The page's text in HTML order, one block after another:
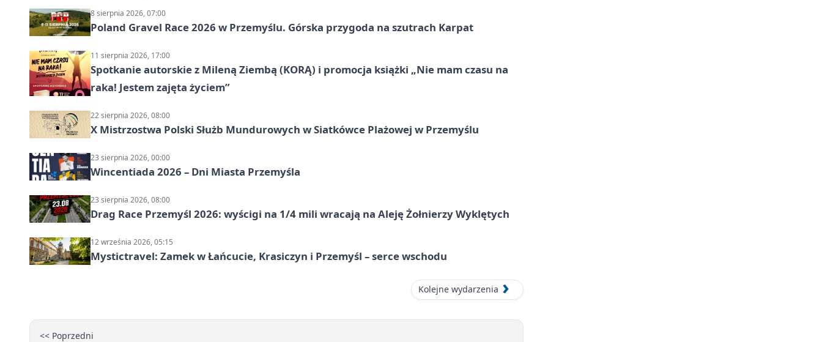
8 sierpnia 2026, 07:00
Poland Gravel Race 2026 w Przemyślu. Górska przygoda na szutrach Karpat
11 sierpnia 2026, 17:00
Spotkanie autorskie z Mileną Ziembą (KORĄ) i promocja książki „Nie mam czasu na
raka! Jestem zajęta życiem”
22 sierpnia 2026, 08:00
X Mistrzostwa Polski Służb Mundurowych w Siatkówce Plażowej w Przemyślu
23 sierpnia 2026, 00:00
Wincentiada 2026 – Dni Miasta Przemyśla
23 sierpnia 2026, 08:00
Drag Race Przemyśl 2026: wyścigi na 1/4 mili wracają na Aleję Żołnierzy Wyklętych
12 września 2026, 05:15
Mystictravel: Zamek w Łańcucie, Krasiczyn i Przemyśl – serce wschodu
Kolejne wydarzenia
<< Poprzedni